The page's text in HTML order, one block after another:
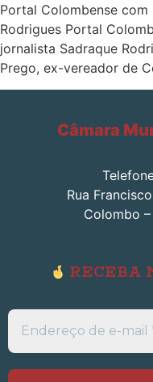
Portal Colombense
Rodrigues Portal
jornalista Sadraque
Prego, ex-vereador de
Câmara
Rua
Colombo
RECEBA
Endereço
de
e-
*